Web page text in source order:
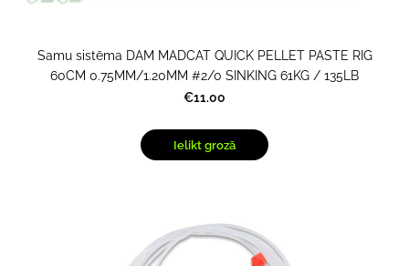
Samu sistēma DAM MADCAT QUICK PELLET PASTE RIG
60CM 0.75MM/1.20MM #2/0 SINKING 61KG / 135LB
€11.00
Ielikt grozā